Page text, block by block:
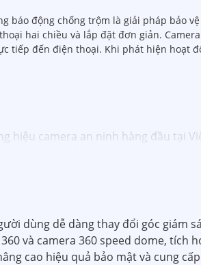
báo động chống trộm là giải pháp bảo
hai chiều và lắp đặt đơn giản.
tiếp đến điện thoại. Khi phát hiện hoạt
hiệu camera an ninh hàng đầu tại
dòng sản phẩm camera giám sát
Các sản phẩm của Vantech được
phù hợp với nhu cầu và ngân
pháp giám sát an ninh tốt cho ngôi
dùng dễ dàng thay đổi góc giám
và camera 360 speed dome, tích
cao hiệu quả bảo mật và cung